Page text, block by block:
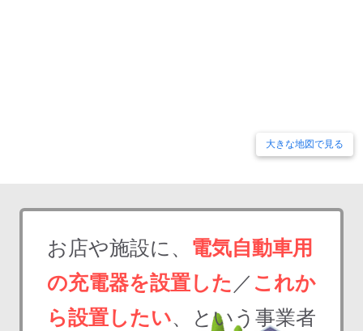
大きな地図で見る
お店や施設に、 電気自動車用
の充電器を設置した ／ これか
ら設置したい、という事業者